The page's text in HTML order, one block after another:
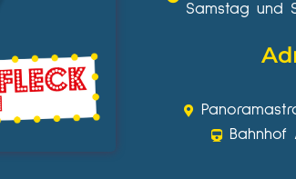
Samstag und
Bahnhof